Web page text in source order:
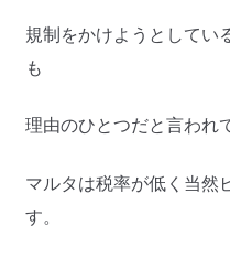
規制をかけようとしてい
も
理由のひとつだと言われ
マルタは税率が低く当然
す。